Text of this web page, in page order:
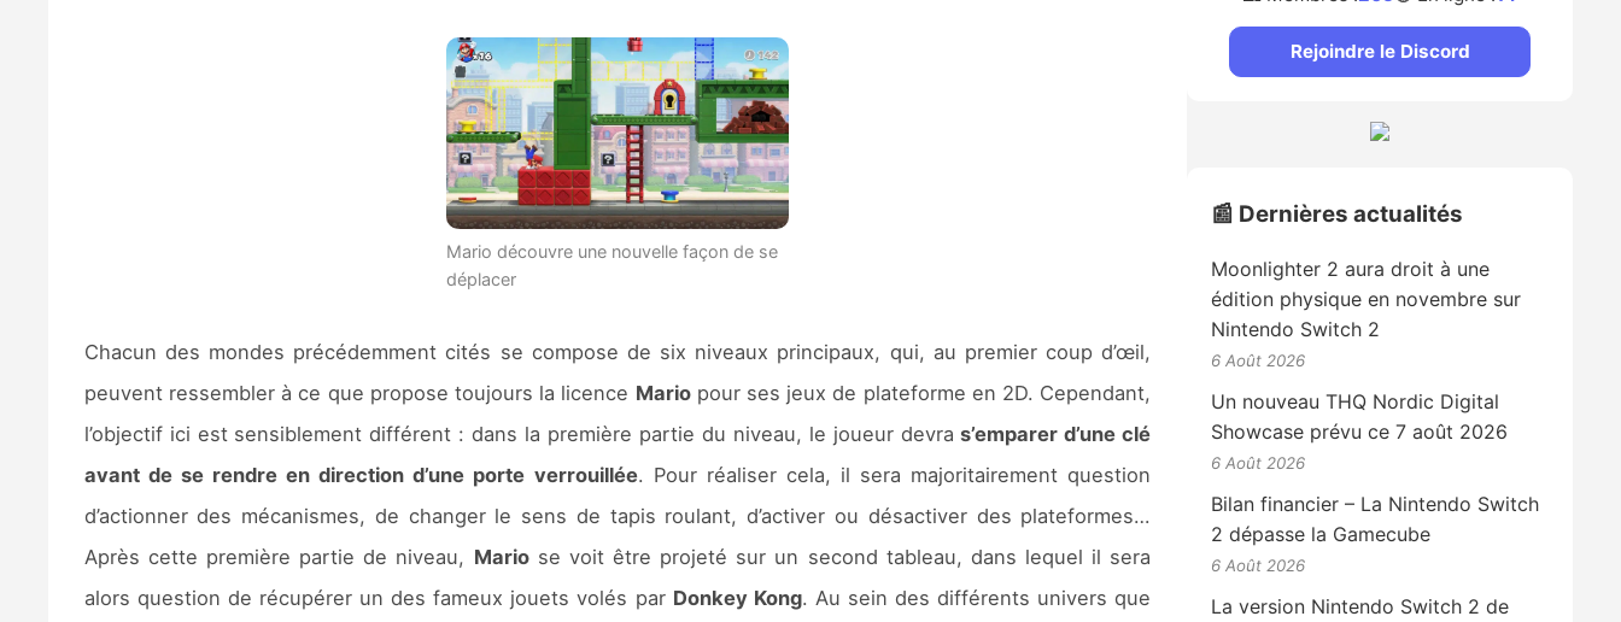
Mario découvre une nouvelle façon de se
déplacer
Chacun des mondes précédemment cités se compose de six niveaux principaux, qui, au premier coup d’œil,
peuvent ressembler à ce que propose toujours la licence Mariopour ses jeux de plateforme en 2D. Cependant,
l’objectif ici est sensiblement différent : dans la première partie du niveau, le joueur devras’emparer d’une clé
avant de se rendre en direction d’une porte verrouillée. Pour réaliser cela, il sera majoritairement question
d’actionner des mécanismes, de changer le sens de tapis roulant, d’activer ou désactiver des plateformes…
Après cette première partie de niveau, Mariose voit être projeté sur un second tableau, dans lequel il sera
alors question de récupérer un des fameux jouets volés par Donkey Kong. Au sein des différents univers que
Rejoindre le Discord
📰 Dernières actualités
Moonlighter 2 aura droit à une
édition physique en novembre sur
Nintendo Switch 2
6 Août 2026
Un nouveau THQ Nordic Digital
Showcase prévu ce 7 août 2026
6 Août 2026
Bilan financier – La Nintendo Switch
2 dépasse la Gamecube
6 Août 2026
La version Nintendo Switch 2 de